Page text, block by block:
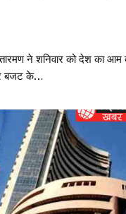
ने शनिवार को देश का
बजट के…